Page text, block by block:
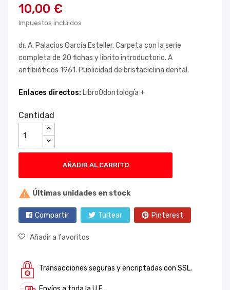
10,00 €
Impuestos incluidos
dr. A. Palacios García Esteller. Carpeta con la serie
completa de 20 fichas y librito introductorio. A
antibióticos 1961. Publicidad de bristaciclina dental.
Enlaces directos: LibroOdontología +
Cantidad
AÑADIR AL CARRITO
 Últimas unidades en stock
Compartir Tuitear Pinterest
Añadir a favoritos
Transacciones seguras y encriptadas con SSL.